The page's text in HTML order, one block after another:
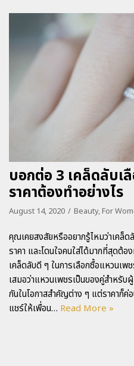
บอกต่อ 3 เคล็ดลับเ
ราคาต้องทำอย่างไร
August 14, 2020 Beauty,For
คุณเคยสงสัยหรืออยากรู้ไหมว่าเคล็ด
ราคา และโดนใจคนใส่ได้มากที่สุดต้อ
เคล็ดลับดี ๆ ในการเลือกซื้อแหวนเพ
เสมอว่าแหวนเพชรเป็นของคู่สำหรั
กันในโอกาสสำคัญต่าง ๆ แต่ราคาก็ค่
แชร์ให้เพื่อน… Read More »